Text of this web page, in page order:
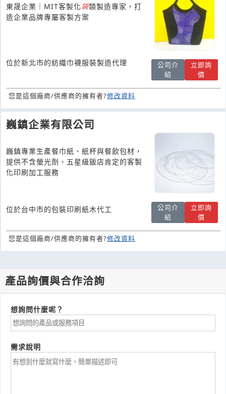
東晟企業｜MIT客製化袋類製造專家，打
造企業品牌專屬客製方案
位於新北市的紡織巾襪服裝製造代理
公司介
紹
立即詢
價
您是這個廠商/供應商的擁有者?修改資料
巍鎮企業有限公司
巍鎮專業生產餐巾紙、紙杯與餐飲包材，
提供不含螢光劑、五星級飯店肯定的客製
化印刷加工服務
位於台中市的包裝印刷紙木代工
公司介
紹
立即詢
價
您是這個廠商/供應商的擁有者?修改資料
產品詢價與合作洽詢
想詢問什麼呢？
需求說明